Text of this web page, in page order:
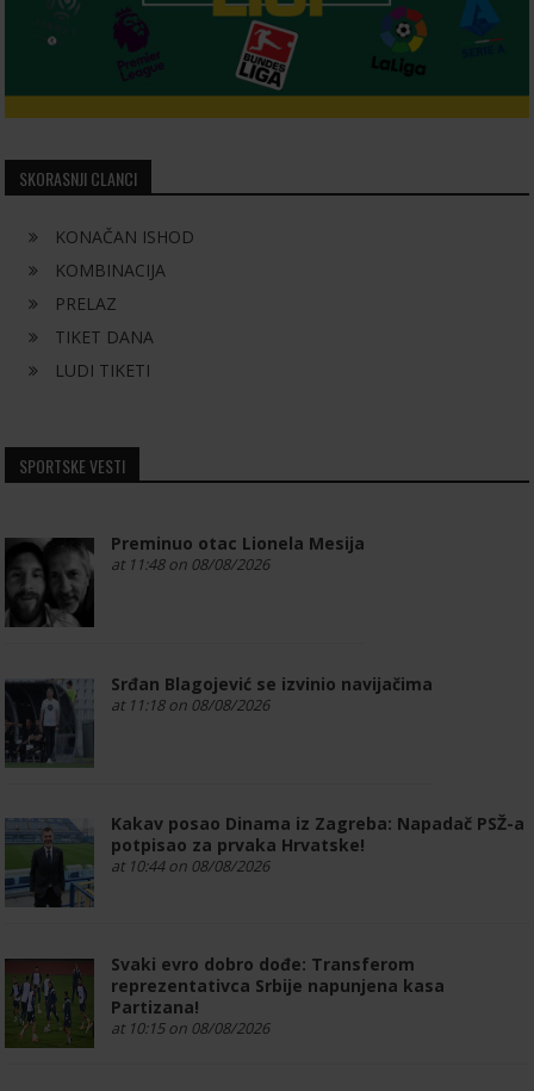
SKORASNJI CLANCI
KONAČAN ISHOD
KOMBINACIJA
PRELAZ
TIKET DANA
LUDI TIKETI
SPORTSKE VESTI
Preminuo otac Lionela Mesija
at 11:48 on 08/08/2026
Srđan Blagojević se izvinio navijačima
at 11:18 on 08/08/2026
Kakav posao Dinama iz Zagreba: Napadač PSŽ-a
potpisao za prvaka Hrvatske!
at 10:44 on 08/08/2026
Svaki evro dobro dođe: Transferom
reprezentativca Srbije napunjena kasa
Partizana!
at 10:15 on 08/08/2026